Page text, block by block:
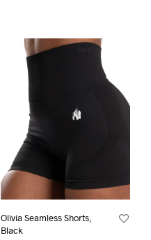
Olivia Seamless Shorts,
Black